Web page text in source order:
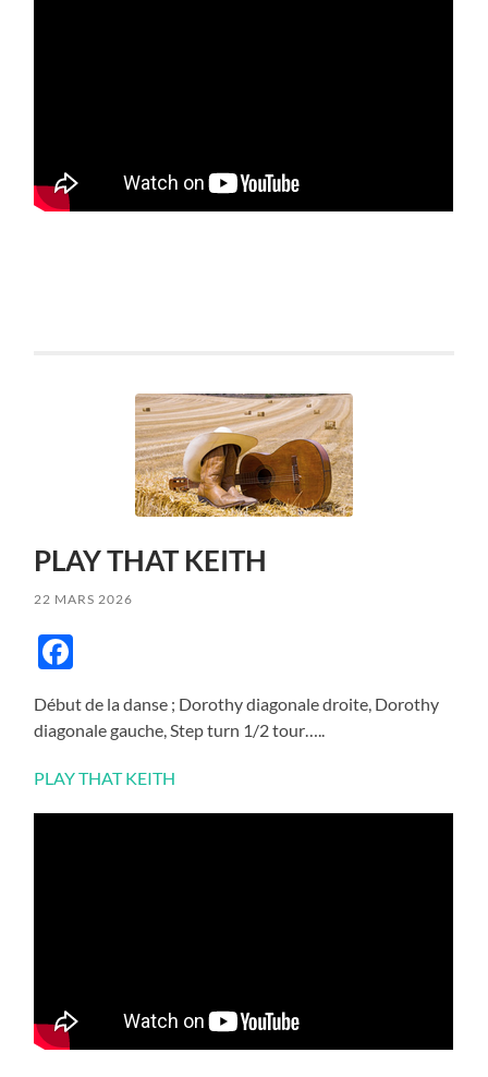
PLAY THAT KEITH
22 MARS 2026
Début de la danse ; Dorothy diagonale droite, Dorothy
diagonale gauche, Step turn 1/2 tour…..
PLAY THAT KEITH